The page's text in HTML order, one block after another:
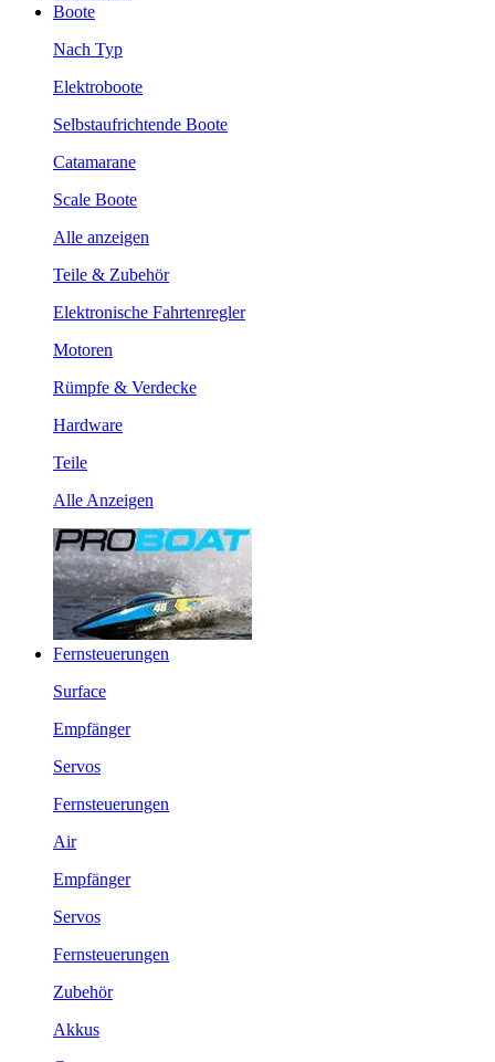
Boote
Nach Typ
Elektroboote
Selbstaufrichtende Boote
Catamarane
Scale Boote
Alle anzeigen
Teile & Zubehör
Elektronische Fahrtenregler
Motoren
Rümpfe & Verdecke
Hardware
Teile
Alle Anzeigen
Fernsteuerungen
Surface
Empfänger
Servos
Fernsteuerungen
Air
Empfänger
Servos
Fernsteuerungen
Zubehör
Akkus